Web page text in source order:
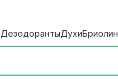
ДезодорантыДухиБриолин